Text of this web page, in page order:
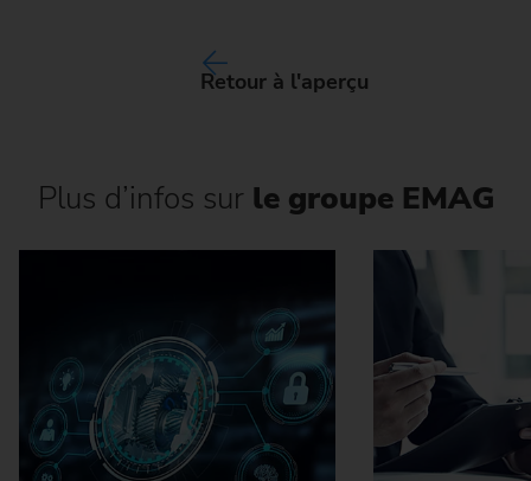
Retour à l'aperçu
Plus d’infos sur le groupe EMAG